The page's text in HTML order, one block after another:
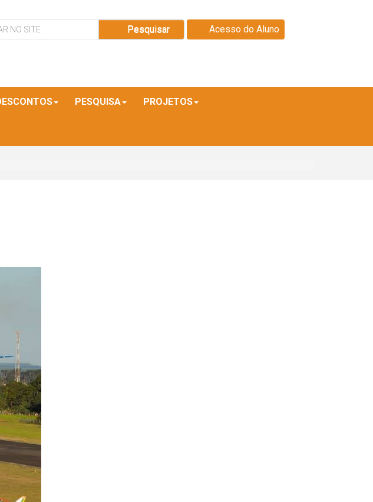
Pesquisar Acesso do Aluno
PESQUISA PROJETOS